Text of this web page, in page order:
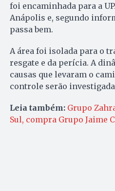
foi encaminhada para a
Anápolis e, segundo
passa bem.
A área foi isolada para o
resgate e da perícia. A
causas que levaram o
controle serão
Leia também: Grupo
Sul, compra Grupo Jaime